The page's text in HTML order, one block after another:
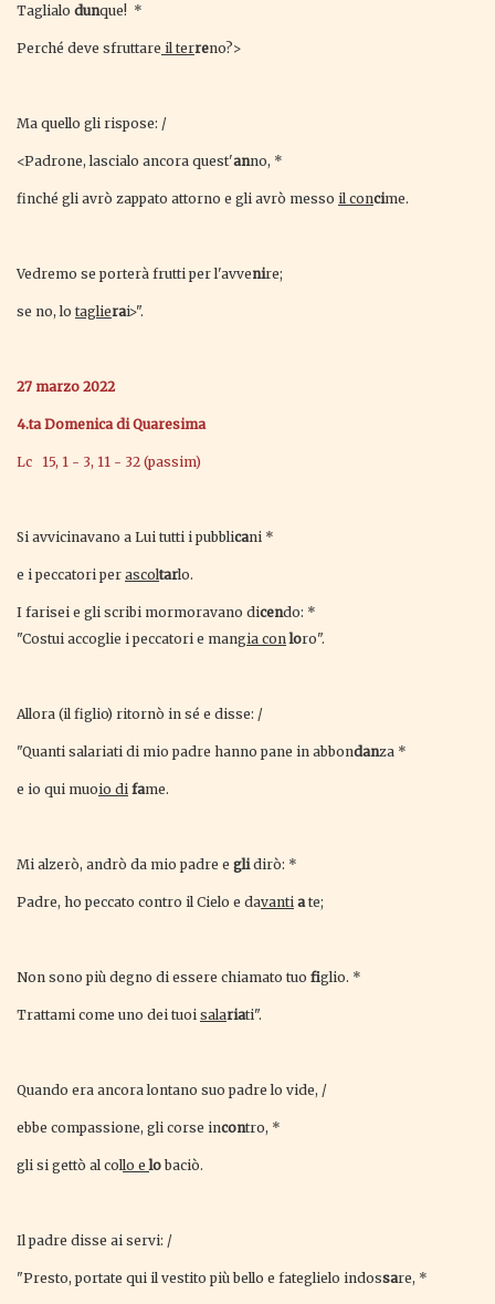
Taglialo dunque! *
Perché deve sfruttare il terreno?>
Ma quello gli rispose: /
<Padrone, lascialo ancora quest'anno, *
finché gli avrò zappato attorno e gli avrò messo il concime.
Vedremo se porterà frutti per l'avvenire;
se no, lo taglierai>".
27 marzo 2022
4.ta Domenica di Quaresima
Lc 15, 1 - 3, 11 - 32 (passim)
Si avvicinavano a Lui tutti i pubblicani *
e i peccatori per ascoltarlo.
I farisei e gli scribi mormoravano dicendo: *
"Costui accoglie i peccatori e mangia con loro".
Allora (il figlio) ritornò in sé e disse: /
"Quanti salariati di mio padre hanno pane in abbondanza *
e io qui muoio di fame.
Mi alzerò, andrò da mio padre e gli dirò: *
Padre, ho peccato contro il Cielo e davanti a te;
Non sono più degno di essere chiamato tuo figlio. *
Trattami come uno dei tuoi salariati".
Quando era ancora lontano suo padre lo vide, /
ebbe compassione, gli corse incontro, *
gli si gettò al collo elobaciò.
Il padre disse ai servi: /
"Presto, portate qui il vestito più bello e fateglielo indossare, *